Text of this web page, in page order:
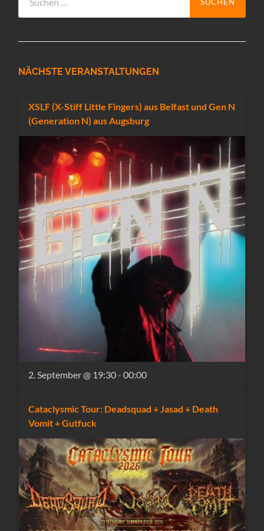
nach:
NÄCHSTE VERANSTALTUNGEN
XSLF (X-Stiff Little Fingers) aus Belfast und Gen N
(Generation N) aus Augsburg
2. September @ 19:30-00:00
Cataclysmic Tour: Deadsquad + Jasad + Death
Vomit + Gutfuck